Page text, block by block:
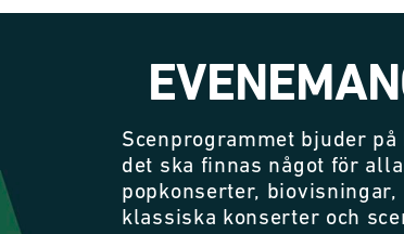
Scenprogrammet bjuder
det ska finnas något för
popkonserter,
klassiska konserter och